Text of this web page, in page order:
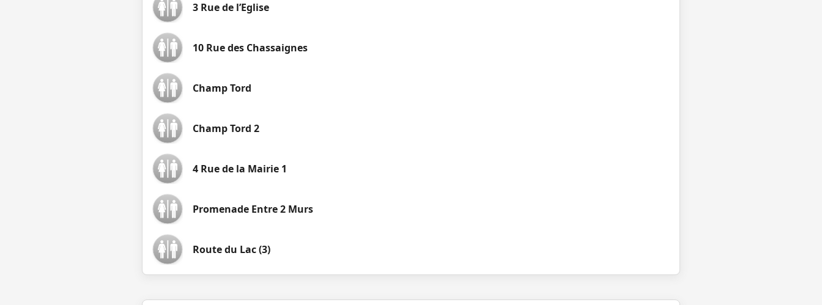
3 Rue de l’Eglise
10 Rue des Chassaignes
Champ Tord
Champ Tord 2
4 Rue de la Mairie 1
Promenade Entre 2 Murs
Route du Lac (3)